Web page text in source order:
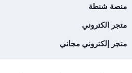
منصة شنطة
متجر الكتروني
متجر إلكتروني مجاني